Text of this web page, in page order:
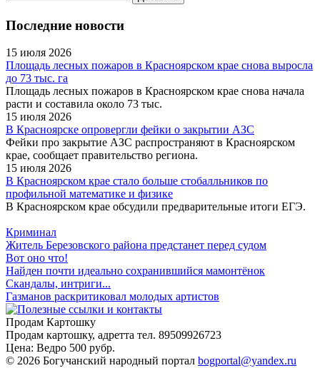
Последние новости
15 июля 2026
Площадь лесных пожаров в Красноярском крае снова выросла
до 73 тыс. га
Площадь лесных пожаров в Красноярском крае снова начала
расти и составила около 73 тыс.
15 июля 2026
В Красноярске опровергли фейки о закрытии АЗС
Фейки про закрытие АЗС распространяют в Красноярском
крае, сообщает правительство региона.
15 июля 2026
В Красноярском крае стало больше стобалльников по
профильной математике и физике
В Красноярском крае обсудили предварительные итоги ЕГЭ.
Криминал
Житель Березовского района предстанет перед судом
Вот оно что!
Найден почти идеально сохранившийся мамонтёнок
Скандалы, интриги...
Газманов раскритиковал молодых артистов
Продам Картошку
Продам картошку, адретта тел. 89509926723
Цена: Ведро 500 рубр.
© 2026 Богучанский народный портал bogportal@yandex.ru